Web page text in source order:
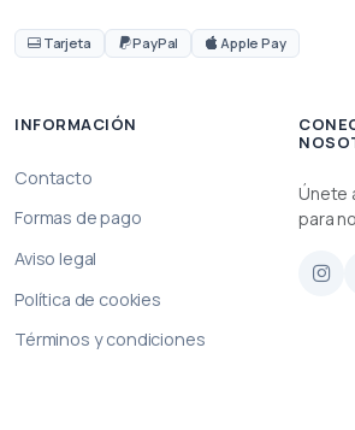
Tarjeta PayPal Apple Pay
INFORMACIÓN
Contacto
Formas de pago
Aviso legal
Política de cookies
Términos y condiciones
Únete
para